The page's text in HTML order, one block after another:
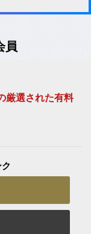
員
厳選された有料